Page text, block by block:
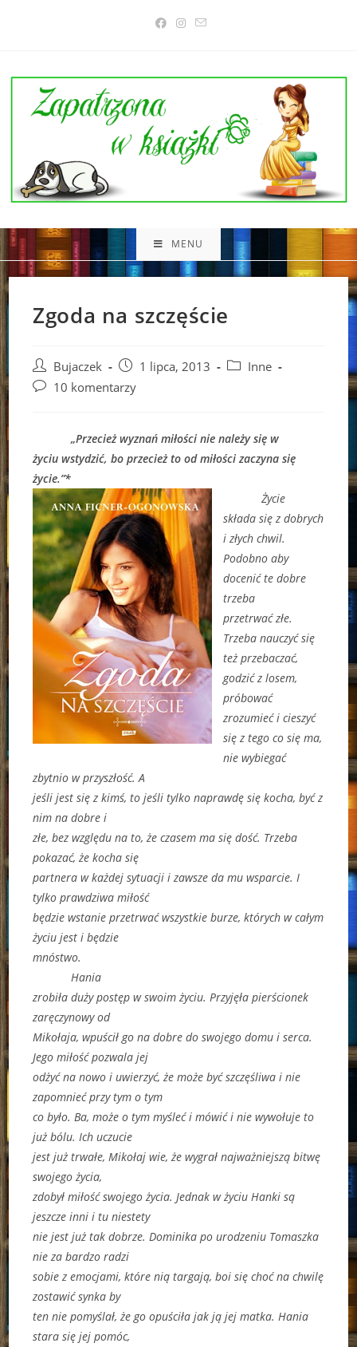
MENU
Zgoda na szczęście
Post
author:
Bujaczek
Post
published:
1 lipca, 2013
PostInne
Post10 komentarzy
„Przecież wyznań miłości nie należy się w
życiu wstydzić, bo przecież to od miłości zaczyna się
życie.”*
Życie
składa się z dobrych
i złych chwil.
Podobno aby
docenić te dobre
trzeba
przetrwać złe.
Trzeba nauczyć się
też przebaczać,
godzić z losem,
próbować
zrozumieć i cieszyć
się z tego co się ma,
nie wybiegać
zbytnio w przyszłość. A
jeśli jest się z kimś, to jeśli tylko naprawdę się kocha, być z
nim na dobre i
złe, bez względu na to, że czasem ma się dość. Trzeba
pokazać, że kocha się
partnera w każdej sytuacji i zawsze da mu wsparcie. I
tylko prawdziwa miłość
będzie wstanie przetrwać wszystkie burze, których w całym
życiu jest i będzie
mnóstwo.
Hania
zrobiła duży postęp w swoim życiu. Przyjęła pierścionek
zaręczynowy od
Mikołaja, wpuścił go na dobre do swojego domu i serca.
Jego miłość pozwala jej
odżyć na nowo i uwierzyć, że może być szczęśliwa i nie
zapomnieć przy tym o tym
co było. Ba, może o tym myśleć i mówić i nie wywołuje to
już bólu. Ich uczucie
jest już trwałe, Mikołaj wie, że wygrał najważniejszą bitwę
swojego życia,
zdobył miłość swojego życia. Jednak w życiu Hanki są
jeszcze inni i tu niestety
nie jest już tak dobrze. Dominika po urodzeniu Tomaszka
nie za bardzo radzi
sobie z emocjami, które nią targają, boi się choć na chwilę
zostawić synka by
ten nie pomyślał, że go opuściła jak ją jej matka. Hania
stara się jej pomóc,